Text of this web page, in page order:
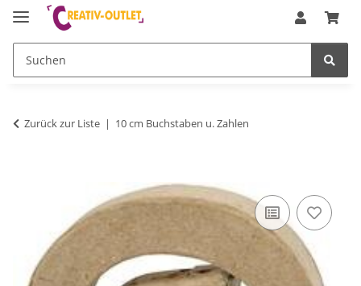
Zurück zur Liste 10 cm Buchstaben u. Zahlen